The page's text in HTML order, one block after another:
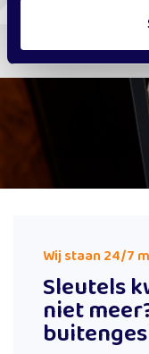
Wij staan 24/7
Sleutels
niet